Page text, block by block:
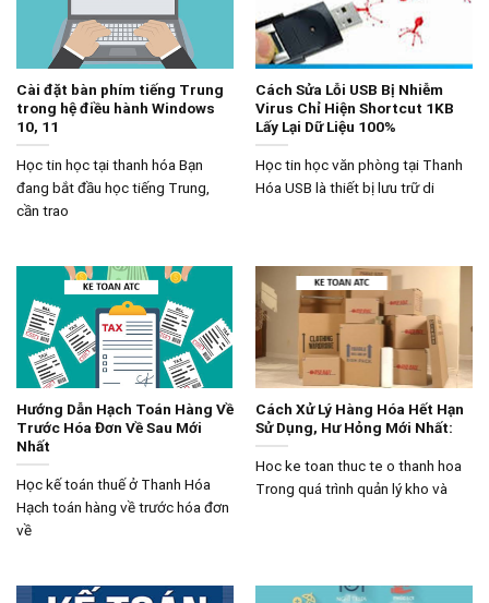
Cài đặt bàn phím tiếng Trung
trong hệ điều hành Windows
10, 11
Học tin học tại thanh hóa Bạn
đang bắt đầu học tiếng Trung,
cần trao
Cách Sửa Lỗi USB Bị Nhiễm
Virus Chỉ Hiện Shortcut 1KB
Lấy Lại Dữ Liệu 100%
Học tin học văn phòng tại Thanh
Hóa USB là thiết bị lưu trữ di
Hướng Dẫn Hạch Toán Hàng Về
Trước Hóa Đơn Về Sau Mới
Nhất
Học kế toán thuế ở Thanh Hóa
Hạch toán hàng về trước hóa đơn
về
Cách Xử Lý Hàng Hóa Hết Hạn
Sử Dụng, Hư Hỏng Mới Nhất:
Hoc ke toan thuc te o thanh hoa
Trong quá trình quản lý kho và